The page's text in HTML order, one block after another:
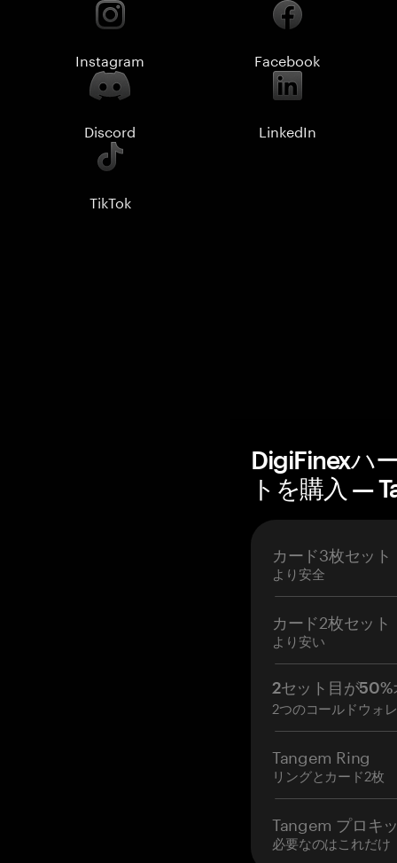
Instagram Facebook
Discord LinkedIn
TikTok
DigiFinexハ
トを購入 —
カード3枚セット
より安全
カード2枚セット
より安い
2セット目が50%
2つのコールドウォ
Tangem Ring
リングとカード2枚
Tangem プロキ
必要なのはこれだけ